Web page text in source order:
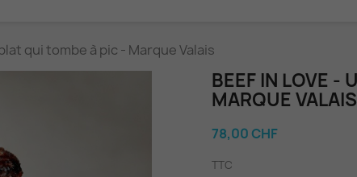
qui tombe à pic - Marque Valais
BEEF IN LOVE -
MARQUE VALAIS
78,00 CHF
TTC